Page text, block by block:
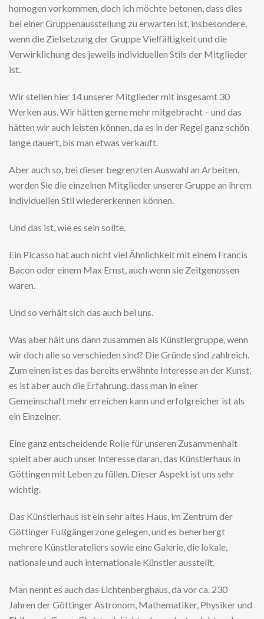
homogen vorkommen, doch ich möchte betonen, dass dies
bei einer Gruppenausstellung zu erwarten ist, insbesondere,
wenn die Zielsetzung der Gruppe Vielfältigkeit und die
Verwirklichung des jeweils individuellen Stils der Mitglieder
ist.
Wir stellen hier 14 unserer Mitglieder mit insgesamt 30
Werken aus. Wir hätten gerne mehr mitgebracht – und das
hätten wir auch leisten können, da es in der Regel ganz schön
lange dauert, bis man etwas verkauft.
Aber auch so, bei dieser begrenzten Auswahl an Arbeiten,
werden Sie die einzelnen Mitglieder unserer Gruppe an ihrem
individuellen Stil wiedererkennen können.
Und das ist, wie es sein sollte.
Ein Picasso hat auch nicht viel Ähnlichkeit mit einem Francis
Bacon oder einem Max Ernst, auch wenn sie Zeitgenossen
waren.
Und so verhält sich das auch bei uns.
Was aber hält uns dann zusammen als Künstlergruppe, wenn
wir doch alle so verschieden sind? Die Gründe sind zahlreich.
Zum einen ist es das bereits erwähnte Interesse an der Kunst,
es ist aber auch die Erfahrung, dass man in einer
Gemeinschaft mehr erreichen kann und erfolgreicher ist als
ein Einzelner.
Eine ganz entscheidende Rolle für unseren Zusammenhalt
spielt aber auch unser Interesse daran, das Künstlerhaus in
Göttingen mit Leben zu füllen. Dieser Aspekt ist uns sehr
wichtig.
Das Künstlerhaus ist ein sehr altes Haus, im Zentrum der
Göttinger Fußgängerzone gelegen, und es beherbergt
mehrere Künstlerateliers sowie eine Galerie, die lokale,
nationale und auch internationale Künstler ausstellt.
Man nennt es auch das Lichtenberghaus, da vor ca. 230
Jahren der Göttinger Astronom, Mathematiker, Physiker und